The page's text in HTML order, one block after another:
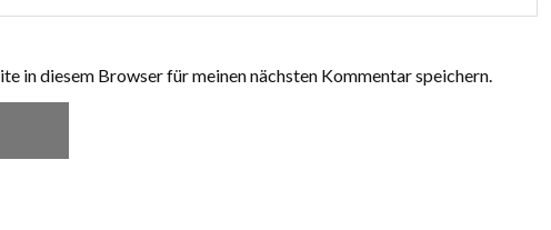
in diesem Browser für meinen nächsten Kommentar speichern.